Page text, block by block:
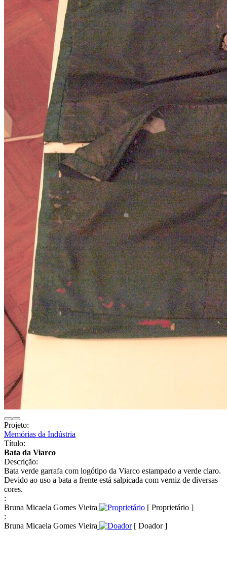
Projeto:
Memórias da Indústria
Título:
Bata da Viarco
Descrição:
Bata verde garrafa com logótipo da Viarco estampado a verde claro.
Devido ao uso a bata a frente está salpicada com verniz de diversas
cores.
:
Bruna Micaela Gomes Vieira
[ Proprietário ]
:
Bruna Micaela Gomes Vieira
[ Doador ]